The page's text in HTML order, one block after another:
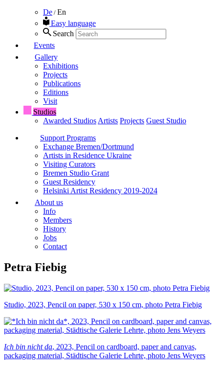
De / En
Easy language
Search
Events
Gallery
Exhibitions
Projects
Publications
Editions
Visit
Studios
Awarded Studios Artists Projects Guest Studio
Support Programs
Exchange Bremen/Dortmund
Artists in Residence Ukraine
Visiting Curators
Bremen Studio Grant
Guest Residency
Helsinki Artist Residency 2019-2024
About us
Info
Members
History
Jobs
Contact
Petra Fiebig
Studio, 2023, Pencil on paper, 530 x 150 cm, photo Petra Fiebig
Ich bin nicht da, 2023, Pencil on cardboard, paper and canvas,
packaging material, Städtische Galerie Lehrte, photo Jens Weyers